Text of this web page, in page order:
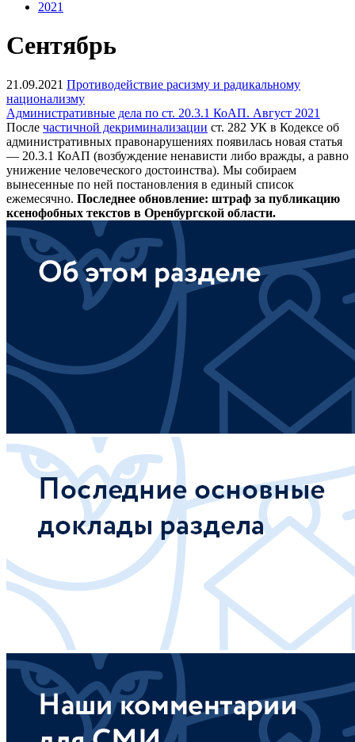
2021
Сентябрь
21.09.2021 Противодействие расизму и радикальному
национализму
Административные дела по ст. 20.3.1 КоАП. Август 2021
После частичной декриминализации ст. 282 УК в Кодексе об
административных правонарушениях появилась новая статья
— 20.3.1 КоАП (возбуждение ненависти либо вражды, а равно
унижение человеческого достоинства). Мы собираем
вынесенные по ней постановления в единый список
ежемесячно. Последнее обновление: штраф за публикацию
ксенофобных текстов в Оренбургской области.